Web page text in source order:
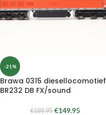
-21%
Brawa 0315 diesellocomotief
BR232 DB FX/sound
€189.95 €149.95